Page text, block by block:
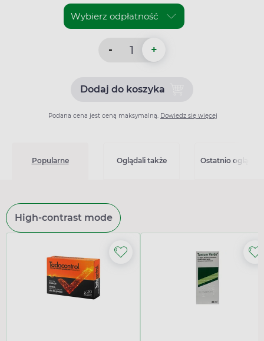
- +
Dodaj do koszykaDodaj do koszyka Lanzul
Podana cena jest ceną maksymalną. Dowiedz się więcej
Popularne Oglądali także Ostatnio
High-contrast mode